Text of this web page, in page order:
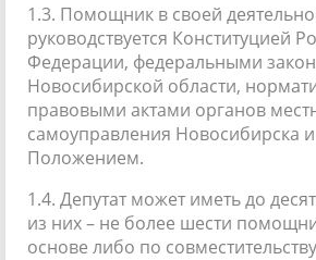
1.3. Помощник в своей
руководствуется Конституцией
Федерации, федеральными
Новосибирской области,
правовыми актами органов
самоуправления Новосибирска
Положением.
1.4. Депутат может иметь до
из них – не более шести
основе либо по